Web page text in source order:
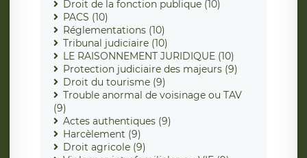
Droit de la fonction publique (10)
PACS (10)
Réglementations (10)
Tribunal judiciaire (10)
LE RAISONNEMENT JURIDIQUE (10)
Protection judiciaire des majeurs (9)
Droit du tourisme (9)
Trouble anormal de voisinage ou TAV
(9)
Actes authentiques (9)
Harcèlement (9)
Droit agricole (9)